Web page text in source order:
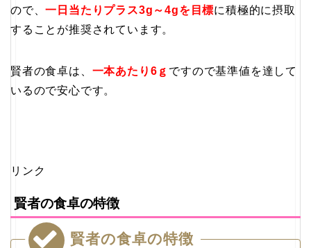
ので、一日当たりプラス3g～4gを目標に積極的に摂取
することが推奨されています。
賢者の食卓は、 一本あたり6ｇ ですので基準値を達して
いるので安心です。
リンク
賢者の食卓の特徴
賢者の食卓の特徴